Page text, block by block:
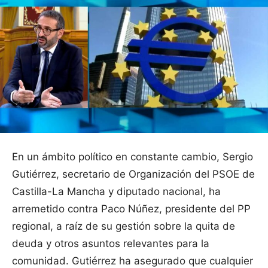
En un ámbito político en constante cambio, Sergio
Gutiérrez, secretario de Organización del PSOE de
Castilla-La Mancha y diputado nacional, ha
arremetido contra Paco Núñez, presidente del PP
regional, a raíz de su gestión sobre la quita de
deuda y otros asuntos relevantes para la
comunidad. Gutiérrez ha asegurado que cualquier